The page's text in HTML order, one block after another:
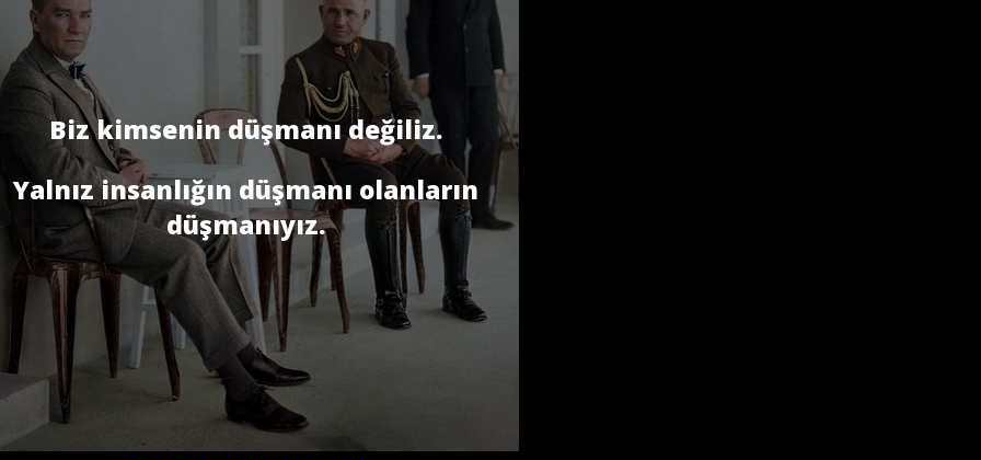
Biz kimsenin düşmanı değiliz.
Yalnız insanlığın düşmanı olanların
düşmanıyız.